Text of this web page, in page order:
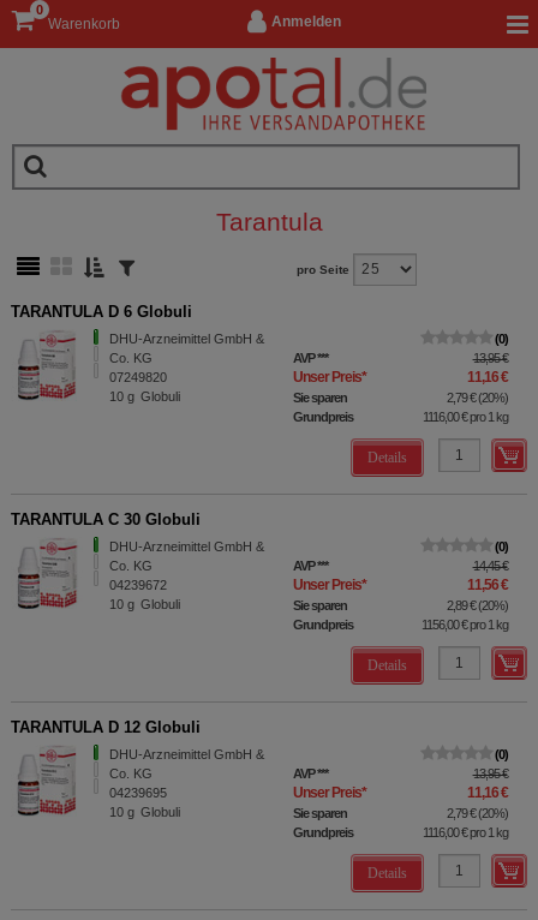
Anmelden
Warenkorb
0
Tarantula
pro Seite
TARANTULA D 6 Globuli
DHU-Arzneimittel GmbH &
Co. KG
07249820
10 g Globuli
0
AVP*** 13,95 €
Unser Preis* 11,16 €
Sie sparen 2,79 €(20%)
Grundpreis
1116,00 €pro 1 kg
Details
TARANTULA C 30 Globuli
DHU-Arzneimittel GmbH &
Co. KG
04239672
10 g Globuli
0
AVP*** 14,45 €
Unser Preis* 11,56 €
Sie sparen 2,89 €(20%)
Grundpreis
1156,00 €pro 1 kg
Details
TARANTULA D 12 Globuli
DHU-Arzneimittel GmbH &
Co. KG
04239695
10 g Globuli
0
AVP*** 13,95 €
Unser Preis* 11,16 €
Sie sparen 2,79 €(20%)
Grundpreis
1116,00 €pro 1 kg
Details